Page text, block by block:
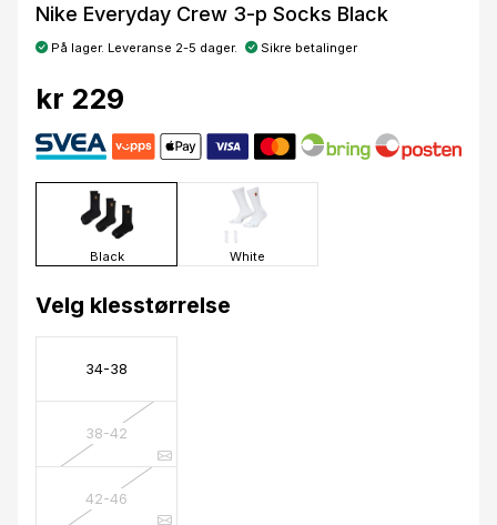
Nike Everyday Crew 3-p Socks Black
På lager. Leveranse 2-5 dager. Sikre betalinger
kr 229
Black White
Velg klesstørrelse
34-38
38-42
42-46